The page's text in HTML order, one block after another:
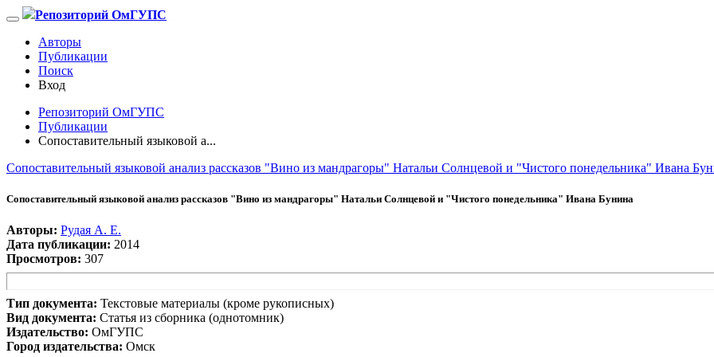
Репозиторий ОмГУПС
Авторы
Публикации
Поиск
Вход
Репозиторий ОмГУПС
Публикации
Сопоставительный языковой а...
Сопоставительный языковой анализ рассказов "Вино из мандрагоры" Натальи Солнцевой и "Чистого понедельника" Ивана
Сопоставительный языковой анализ рассказов "Вино из мандрагоры" Натальи Солнцевой и "Чистого понедельника" Ивана Бунина
Авторы: Рудая А. Е.
Дата публикации: 2014
Просмотров: 307
Тип документа: Текстовые материалы (кроме рукописных)
Вид документа: Статья из сборника (однотомник)
Издательство: ОмГУПС
Город издательства: Омск